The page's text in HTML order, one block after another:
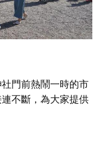
門前熱鬧一時的市
不斷，為大家提供